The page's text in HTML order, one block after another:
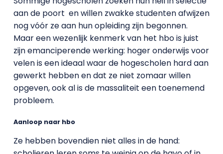
aan de poort en willen zwakke studenten afwijzen
nog vóór ze aan hun opleiding zijn begonnen.
Maar een wezenlijk kenmerk van het hbo is juist
zijn emanciperende werking: hoger onderwijs voor
velen is een ideaal waar de hogescholen hard aan
gewerkt hebben en dat ze niet zomaar willen
opgeven, ook al is de massaliteit een toenemend
probleem.
Aanloop naar hbo
Ze hebben bovendien niet alles in de hand: